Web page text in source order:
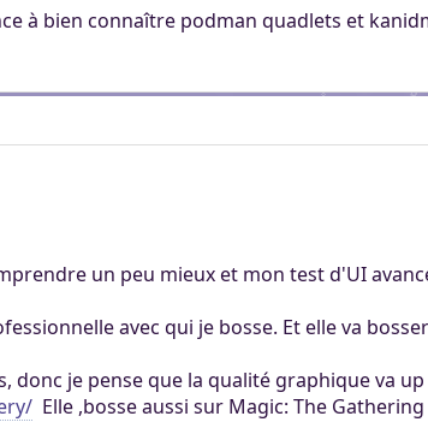
à bien connaître podman quadlets et
un peu mieux et mon test d'UI
avec qui je bosse. Et elle va
donc je pense que la qualité graphique va
Elle ,bosse aussi sur Magic: The